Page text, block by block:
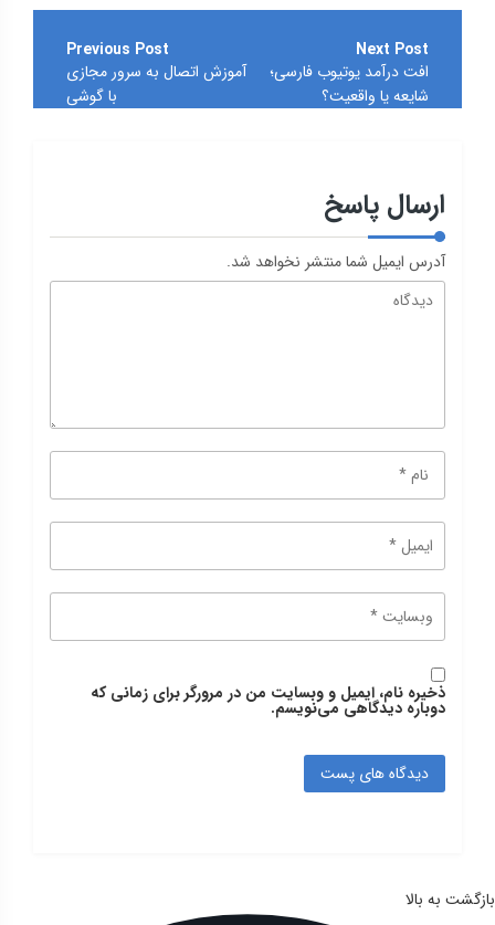
راهبری
نوشته
آموزش اتصال به سرور مجازی
با گوشی
افت درآمد یوتیوب فارسی؛
شایعه یا واقعیت؟
ارسال پاسخ
آدرس ایمیل شما منتشر نخواهد شد.
ذخیره نام، ایمیل و وبسایت من در مرورگر برای زمانی که
دوباره دیدگاهی می‌نویسم.
بازگشت به بالا